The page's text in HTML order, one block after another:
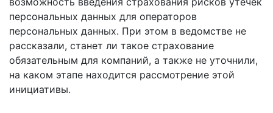
персональных данных для операторов
персональных данных. При этом в ведомстве не
рассказали, станет ли такое страхование
обязательным для компаний, а также не уточнили,
на каком этапе находится рассмотрение этой
инициативы.